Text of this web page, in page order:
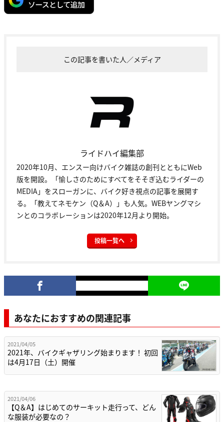
この記事を書いた人／メディア
ライドハイ編集部
2020年10月、エンスー向けバイク雑誌の創刊とともにWeb
版を開設。「愉しさのためにすべてをそそぎ込むライダーの
MEDIA」をスローガンに、バイク好き視点の記事を展開す
る。「教えてネモケン（Q＆A）」も人気。WEBヤングマシ
ンとのコラボレーションは2020年12月より開始。
投稿一覧へ
あなたにおすすめの関連記事
2021/04/05
2021年、バイクギャザリング始まります！ 初回
は4月17日（土）開催
2021/04/06
【Q＆A】はじめてのサーキット走行って、どん
な服装が必要なの？